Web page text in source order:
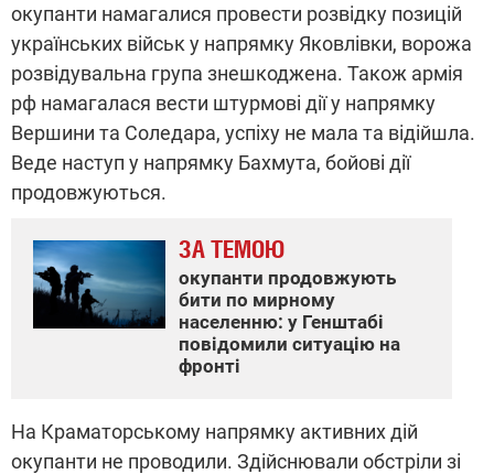
окупанти намагалися провести розвідку позицій
українських військ у напрямку Яковлівки, ворожа
розвідувальна група знешкоджена. Також армія
рф намагалася вести штурмові дії у напрямку
Вершини та Соледара, успіху не мала та відійшла.
Веде наступ у напрямку Бахмута, бойові дії
продовжуються.
ЗА ТЕМОЮ
окупанти продовжують
бити по мирному
населенню: у Генштабі
повідомили ситуацію на
фронті
На Краматорському напрямку активних дій
окупанти не проводили. Здійснювали обстріли зі